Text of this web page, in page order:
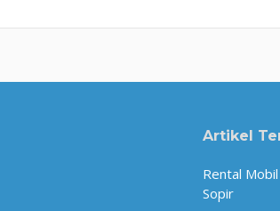
Artikel
Rental
Sopir